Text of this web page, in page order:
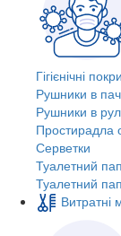
Гігієнічні
Рушники в
Рушники в
Простирадла
Серветки
Туалетний
Туалетний
Витратні